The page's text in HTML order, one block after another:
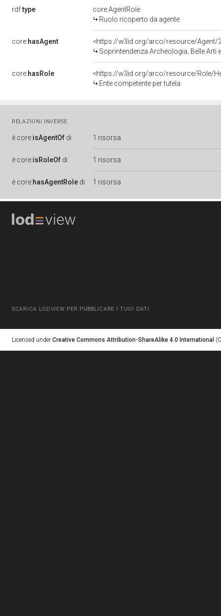
rdf:type
core:AgentRole
Ruolo ricoperto da agente
core:hasAgent
<https://w3id.org/arco/resource/Agent/
Soprintendenza Archeologia, Belle Arti
core:hasRole
<https://w3id.org/arco/resource/Role/
Ente competente per tutela
RELAZIONI INVERSE
è core:isAgentOf di 1 risorsa
è core:isRoleOf di 1 risorsa
è core:hasAgentRole di 1 risorsa
SCARICA LODVIEW PER PUBBLICARE I TUOI DATI
Licensed under Creative Commons Attribution-ShareAlike 4.0 International